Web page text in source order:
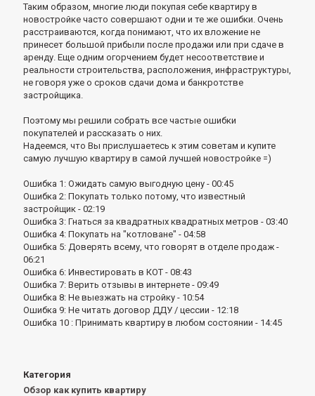
Таким образом, многие люди покупая себе квартиру в
новостройке часто совершают одни и те же ошибки. Очень
расстраиваются, когда понимают, что их вложение не
принесет большой прибыли после продажи или при сдаче в
аренду. Еще одним огорчением будет несоответствие и
реальности строительства, расположения, инфраструктуры,
не говоря уже о сроков сдачи дома и банкротстве
застройщика.
Поэтому мы решили собрать все частые ошибки
покупателей и рассказать о них.
Надеемся, что Вы прислушаетесь к этим советам и купите
самую лучшую квартиру в самой лучшей новостройке =)
Ошибка 1: Ожидать самую выгодную цену - 00:45
Ошибка 2: Покупать только потому, что известный
застройщик - 02:19
Ошибка 3: Гнаться за квадратных квадратных метров - 03:40
Ошибка 4: Покупать на "котловане" - 04:58
Ошибка 5: Доверять всему, что говорят в отделе продаж -
06:21
Ошибка 6: Инвестировать в КОТ - 08:43
Ошибка 7: Верить отзывы в интернете - 09:49
Ошибка 8: Не выезжать на стройку - 10:54
Ошибка 9: Не читать договор ДДУ / цессии - 12:18
Ошибка 10 : Принимать квартиру в любом состоянии - 14:45
Категория
Обзор как купить квартиру